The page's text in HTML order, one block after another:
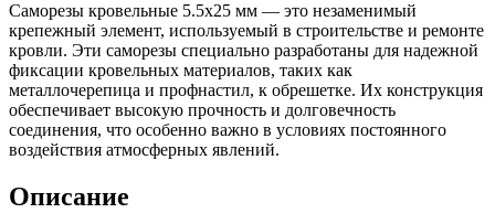
Саморезы кровельные 5.5х25 мм — это незаменимый
крепежный элемент, используемый в строительстве и ремонте
кровли. Эти саморезы специально разработаны для надежной
фиксации кровельных материалов, таких как
металлочерепица и профнастил, к обрешетке. Их конструкция
обеспечивает высокую прочность и долговечность
соединения, что особенно важно в условиях постоянного
воздействия атмосферных явлений.
Описание